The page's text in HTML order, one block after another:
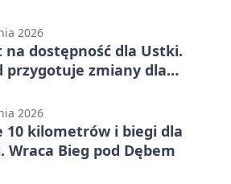
2026
na dostępność dla Ustki.
przygotuje zmiany dla
2026
10 kilometrów i biegi dla
Wraca Bieg pod Dębem